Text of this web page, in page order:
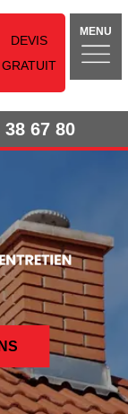
DEVIS
GRATUIT
MENU
38 67 80